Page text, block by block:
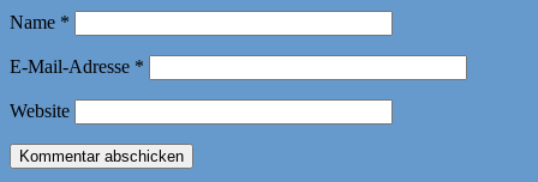
Name *
E-Mail-Adresse *
Website